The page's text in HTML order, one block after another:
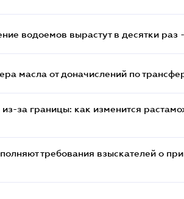
водоемов вырастут в десятки раз
масла от доначислений по
за границы: как изменится
требования взыскателей о